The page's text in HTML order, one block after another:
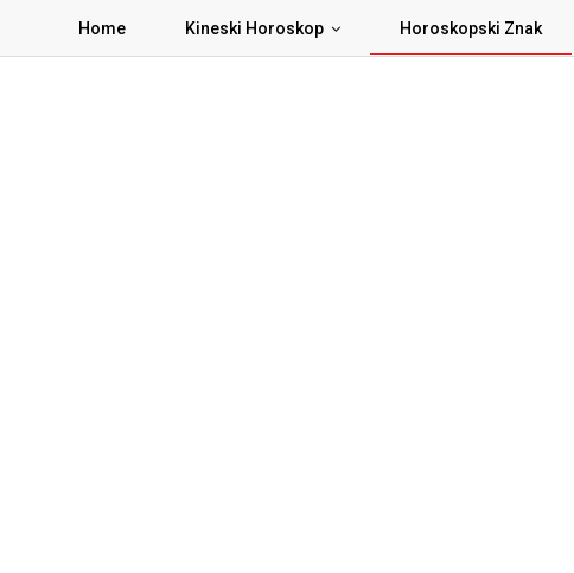
Home Kineski Horoskop Horoskopski Znak